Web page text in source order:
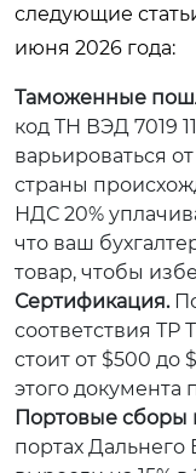
следующие
июня 2026 года:
Таможенные
код ТН ВЭД 7019
варьироваться
страны
НДС 20%
что ваш
товар, чтобы
Сертификация.
соответствия ТР
стоит от $500 до
этого
Портовые сборы
портах Дальнего